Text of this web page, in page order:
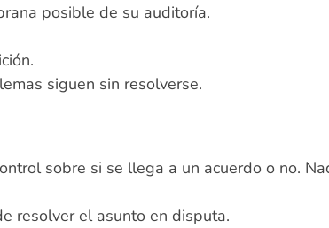
posible de su auditoría.
siguen sin resolverse.
sobre si se llega a un acuerdo o no.
resolver el asunto en disputa.